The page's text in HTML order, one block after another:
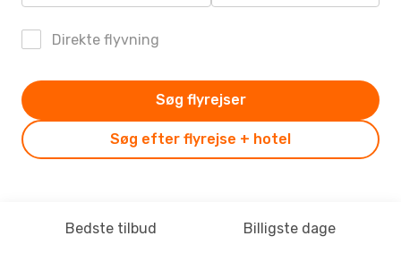
Direkte flyvning
Søg efter flyrejse + hotel
Søg flyrejser
Bedste tilbud Billigste dage